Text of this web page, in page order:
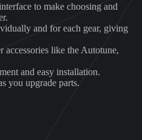
to make choosing and
and for each gear, giving
like the Autotune,
and easy installation.
you upgrade parts.